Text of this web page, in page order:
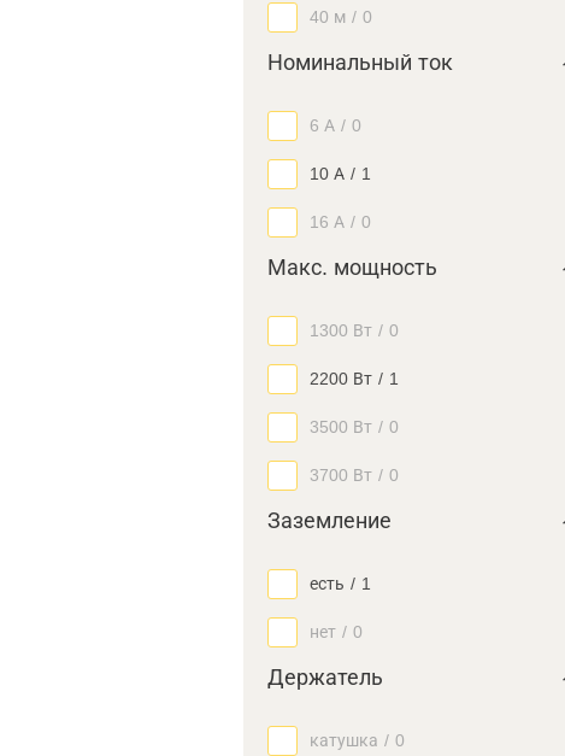
40 м / 0
Номинальный ток
6 А / 0
10 А / 1
16 А / 0
Макс. мощность
1300 Вт / 0
2200 Вт / 1
3500 Вт / 0
3700 Вт / 0
Заземление
есть / 1
нет / 0
Держатель
катушка / 0